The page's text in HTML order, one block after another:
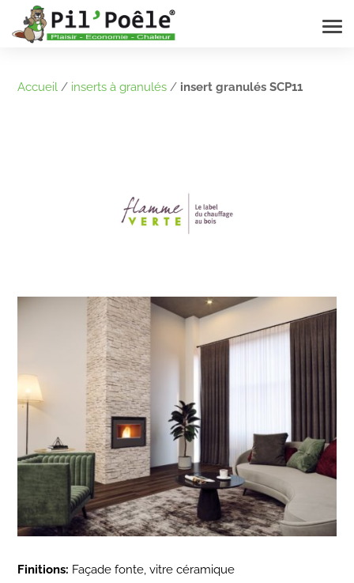
Accueil / inserts à granulés / insert granulés SCP11
Finitions: Façade fonte, vitre céramique